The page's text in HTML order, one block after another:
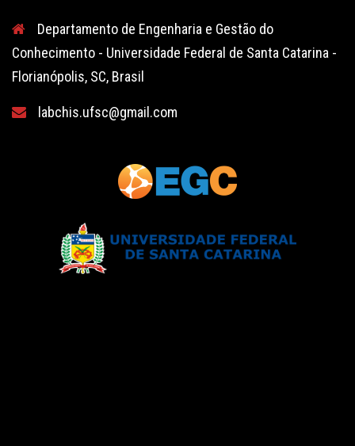
Departamento de Engenharia e Gestão do
Conhecimento - Universidade Federal de Santa Catarina -
Florianópolis, SC, Brasil
labchis.ufsc@gmail.com